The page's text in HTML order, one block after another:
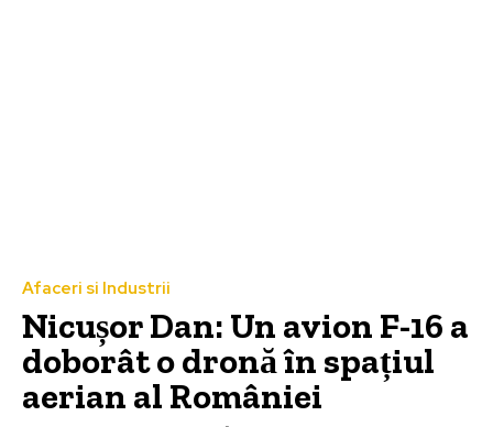
Afaceri si Industrii
Nicușor Dan: Un avion F-16 a
doborât o dronă în spațiul
aerian al României